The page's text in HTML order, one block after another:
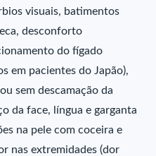
visuais, batimentos
desconforto
do fígado
em pacientes do Japão),
sem descamação da
da face, língua e garganta
na pele com coceira e
nas extremidades (dor